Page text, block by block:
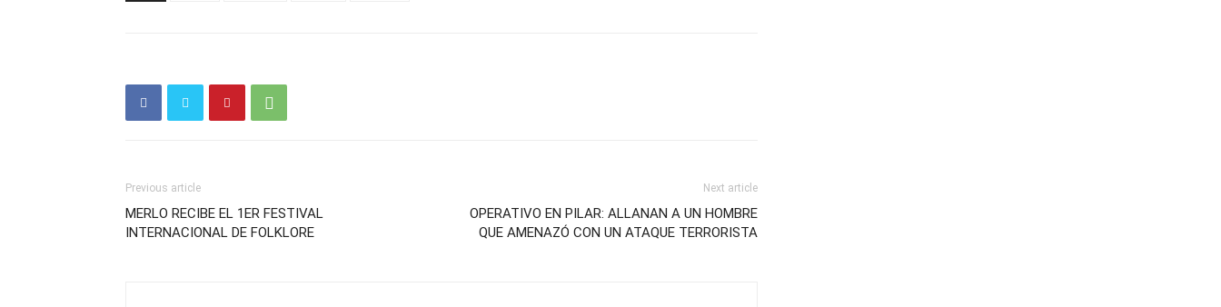
Previous article
MERLO RECIBE EL 1ER FESTIVAL
INTERNACIONAL DE FOLKLORE
Next article
OPERATIVO EN PILAR: ALLANAN A UN HOMBRE
QUE AMENAZÓ CON UN ATAQUE TERRORISTA